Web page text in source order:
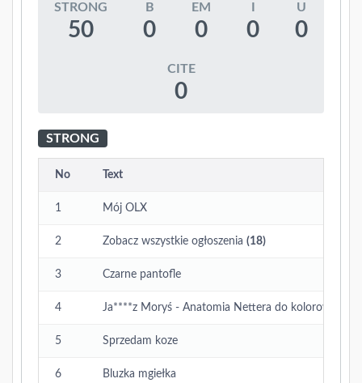
STRONG
50
B
0
EM
0 0
U
0
CITE
0
STRONG
No Text
1 Mój OLX
2 Zobacz wszystkie ogłoszenia (18)
3 Czarne pantofle
4 Ja****z Moryś - Anatomia Nettera do kolorowania.
5 Sprzedam koze
6 Bluzka mgiełka